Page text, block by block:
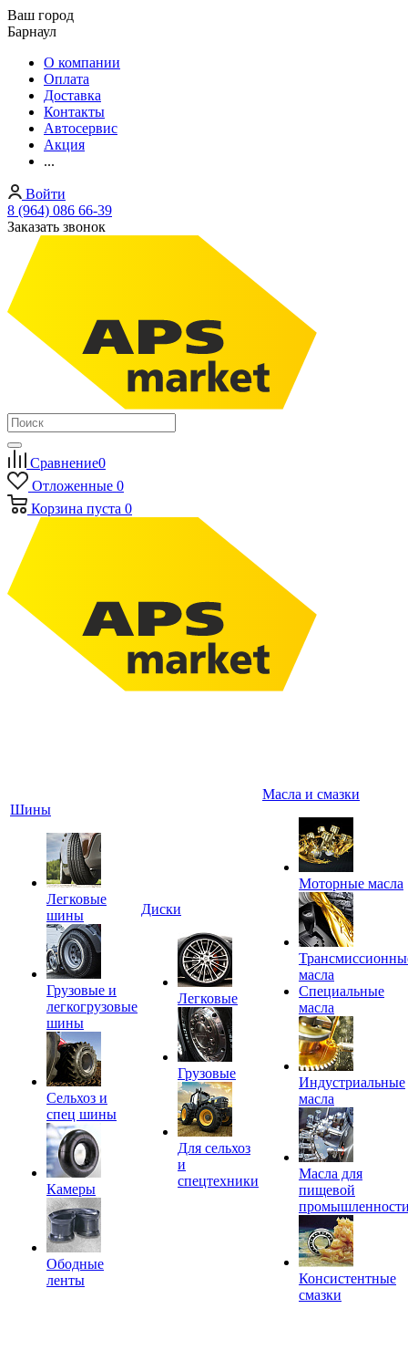
Ваш город
Барнаул
О компании
Оплата
Доставка
Контакты
Автосервис
Акция
...
Войти
8 (964) 086 66-39
Заказать звонок
Сравнение0
Отложенные 0
Корзина пуста 0
Шины
Легковые
шины
Грузовые и
легкогрузовые
шины
Сельхоз и
спец шины
Камеры
Ободные
ленты
Диски
Легковые
Грузовые
Для сельхоз
и
спецтехники
Масла и смазки
Моторные масла
масла
Специальные
масла
Индустриальные
масла
Масла для
пищевой
Консистентные
смазки